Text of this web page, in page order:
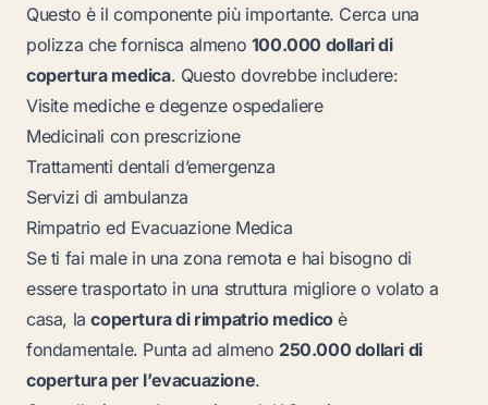
Questo è il componente più importante. Cerca una
polizza che fornisca almeno 100.000 dollari di
copertura medica. Questo dovrebbe includere:
Visite mediche e degenze ospedaliere
Medicinali con prescrizione
Trattamenti dentali d’emergenza
Servizi di ambulanza
Rimpatrio ed Evacuazione Medica
Se ti fai male in una zona remota e hai bisogno di
essere trasportato in una struttura migliore o volato a
casa, lacopertura di rimpatrio medicoè
fondamentale. Punta ad almeno 250.000 dollari di
copertura per l’evacuazione.